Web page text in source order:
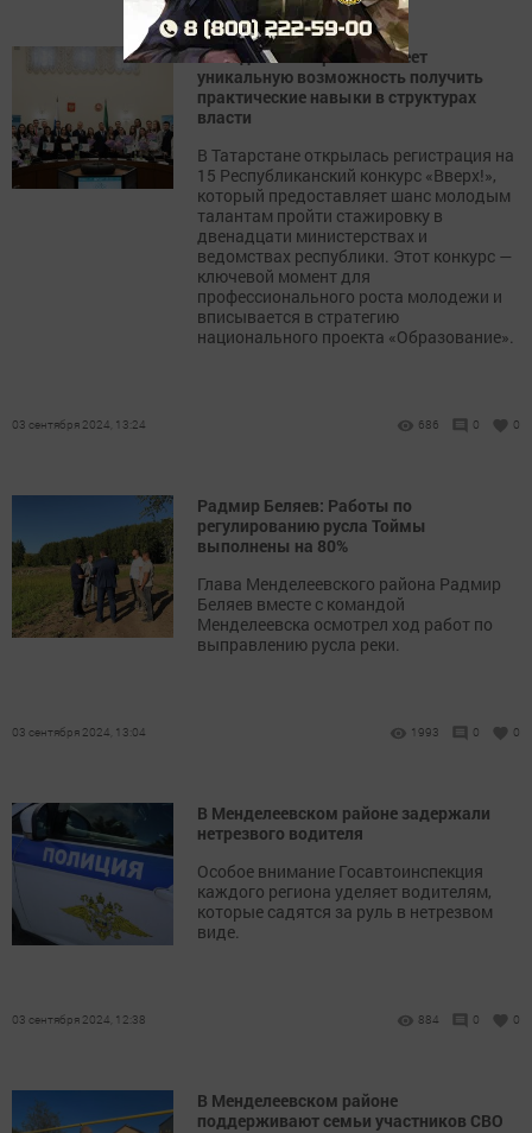
Молодежь Татарстана имеет
уникальную возможность получить
практические навыки в структурах
власти
В Татарстане открылась регистрация на
15 Республиканский конкурс «Вверх!»,
который предоставляет шанс молодым
талантам пройти стажировку в
двенадцати министерствах и
ведомствах республики. Этот конкурс —
ключевой момент для
профессионального роста молодежи и
вписывается в стратегию
национального проекта «Образование».
03 сентября 2024, 13:24 686 0 0
Радмир Беляев: Работы по
регулированию русла Тоймы
выполнены на 80%
Глава Менделеевского района Радмир
Беляев вместе с командой
Менделеевска осмотрел ход работ по
выправлению русла реки.
03 сентября 2024, 13:04 1993 0 0
В Менделеевском районе задержали
нетрезвого водителя
Особое внимание Госавтоинспекция
каждого региона уделяет водителям,
которые садятся за руль в нетрезвом
виде.
03 сентября 2024, 12:38 884 0 0
В Менделеевском районе
поддерживают семьи участников СВО